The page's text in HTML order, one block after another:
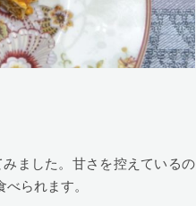
ました。甘さを控えているの
られます。